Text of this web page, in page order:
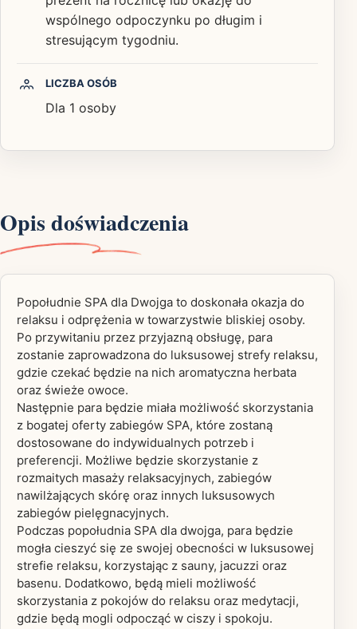
wspólnego odpoczynku po długim i
stresującym tygodniu.
LICZBA OSÓB
Dla 1 osoby
Opis doświadczenia
Popołudnie SPA dla Dwojga to doskonała okazja do
relaksu i odprężenia w towarzystwie bliskiej osoby.
Po przywitaniu przez przyjazną obsługę, para
zostanie zaprowadzona do luksusowej strefy relaksu,
gdzie czekać będzie na nich aromatyczna herbata
oraz świeże owoce.
Następnie para będzie miała możliwość skorzystania
z bogatej oferty zabiegów SPA, które zostaną
dostosowane do indywidualnych potrzeb i
preferencji. Możliwe będzie skorzystanie z
rozmaitych masaży relaksacyjnych, zabiegów
nawilżających skórę oraz innych luksusowych
zabiegów pielęgnacyjnych.
Podczas popołudnia SPA dla dwojga, para będzie
mogła cieszyć się ze swojej obecności w luksusowej
strefie relaksu, korzystając z sauny, jacuzzi oraz
basenu. Dodatkowo, będą mieli możliwość
skorzystania z pokojów do relaksu oraz medytacji,
gdzie będą mogli odpocząć w ciszy i spokoju.